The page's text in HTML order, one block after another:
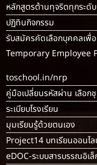
หลักสูตรต้านทุจริตทุกระดับ
ปฏิทินกิจกรรม
รับสมัครคัดเลือกบุคคลเ
Temporary Employee
toschool.in/nrp
คู่มือเปลี่ยนรหัสผ่าน เลือก
ระเบียบโรงเรียน
มุมเรียนรู้ด้วยตนเอง
Project14 บทเรียนออน
eDOC-ระบบสารบรรณอิเ